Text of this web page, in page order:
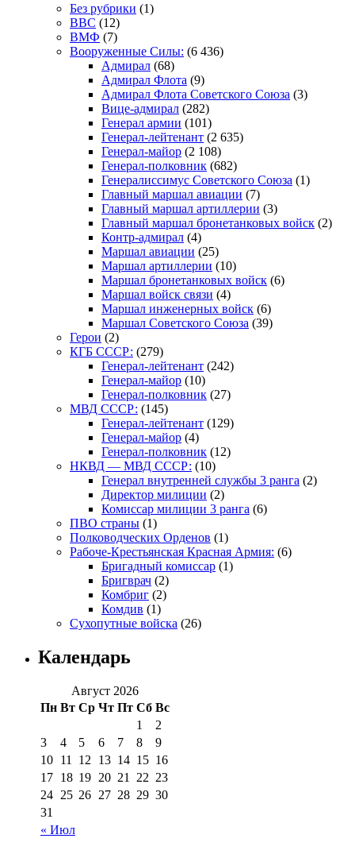
Без рубрики (1)
ВВС (12)
ВМФ (7)
Вооруженные Силы: (6 436)
Адмирал (68)
Адмирал Флота (9)
Адмирал Флота Советского Союза (3)
Вице-адмирал (282)
Генерал армии (101)
Генерал-лейтенант (2 635)
Генерал-майор (2 108)
Генерал-полковник (682)
Генералиссимус Советского Союза (1)
Главный маршал авиации (7)
Главный маршал артиллерии (3)
Главный маршал бронетанковых войск (2)
Контр-адмирал (4)
Маршал авиации (25)
Маршал артиллерии (10)
Маршал бронетанковых войск (6)
Маршал войск связи (4)
Маршал инженерных войск (6)
Маршал Советского Союза (39)
Герои (2)
КГБ СССР: (279)
Генерал-лейтенант (242)
Генерал-майор (10)
Генерал-полковник (27)
МВД СССР: (145)
Генерал-лейтенант (129)
Генерал-майор (4)
Генерал-полковник (12)
НКВД — МВД СССР: (10)
Генерал внутренней службы 3 ранга (2)
Директор милиции (2)
Комиссар милиции 3 ранга (6)
ПВО страны (1)
Полководческих Орденов (1)
Рабоче-Крестьянская Красная Армия: (6)
Бригадный комиссар (1)
Бригврач (2)
Комбриг (2)
Комдив (1)
Сухопутные войска (26)
Календарь
Август 2026
Пн Вт Ср Чт Пт Сб Вс
« Июл
1
2
3
4 5 6 7 8
9
10 11 12 13 14 15 16
17 18 19 20 21 22 23
24 25 26 27 28 29 30
31